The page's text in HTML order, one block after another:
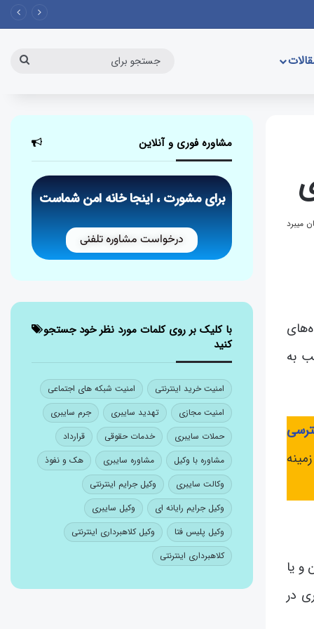
به
و یا
در
مشاوره فوری و آنلاین
برای مشورت ، اینجا خانه امن شماست
درخواست مشاوره تلفنی
با کلیک بر روی کلمات مورد نظر خود جستجو
کنید
امنیت خرید اینترنتی
امنیت شبکه های اجتماعی
امنیت مجازی
تهدید سایبری
جرم سایبری
حملات سایبری
خدمات حقوقی
قرارداد
مشاوره با وکیل
مشاوره سایبری
هک و نفوذ
وکالت سایبری
وکیل جرایم اینترنتی
وکیل جرایم رایانه ای
وکیل سایبری
وکیل پلیس فتا
وکیل کلاهبرداری اینترنتی
کلاهبرداری اینترنتی